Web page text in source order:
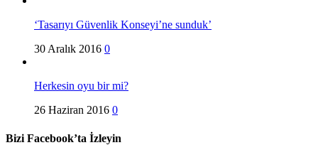
‘Tasarıyı Güvenlik Konseyi’ne sunduk’
30 Aralık 2016 0
Herkesin oyu bir mi?
26 Haziran 2016 0
Bizi Facebook’ta İzleyin